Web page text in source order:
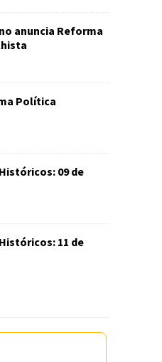
anuncia Reforma
Política
09 de
11 de